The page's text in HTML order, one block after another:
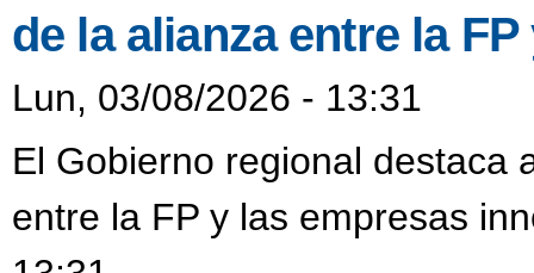
de la alianza entre la
Lun, 03/08/2026 - 13:31
El Gobierno regional destaca
entre la FP y las empresas